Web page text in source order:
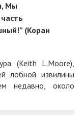
Мы
(Коран
(Keith L.Moore),
лобной извилины
недавно, около